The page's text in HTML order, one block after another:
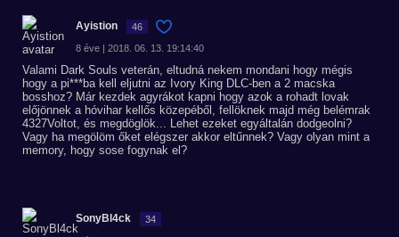
Ayistion 46
8 éve | 2018. 06. 13. 19:14:40
Valami Dark Souls veterán, eltudná nekem mondani hogy mégis
hogy a pi***ba kell eljutni az Ivory King DLC-ben a 2 macska
bosshoz? Már kezdek agyrákot kapni hogy azok a rohadt lovak
előjönnek a hóvihar kellős közepéből, fellöknek majd még belémrak
4327Voltot, és megdöglök... Lehet ezeket egyáltalán dodgeolni?
Vagy ha megölöm őket elégszer akkor eltűnnek? Vagy olyan mint a
memory, hogy sose fogynak el?
SonyBl4ck 34